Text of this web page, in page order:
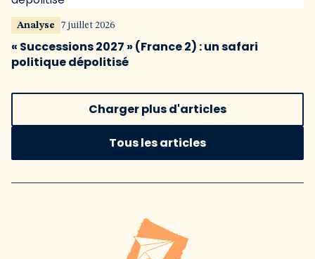
Analyse 7 juillet 2026
« Successions 2027 » (France 2) : un safari
politique dépolitisé
Charger plus d'articles
Tous les articles